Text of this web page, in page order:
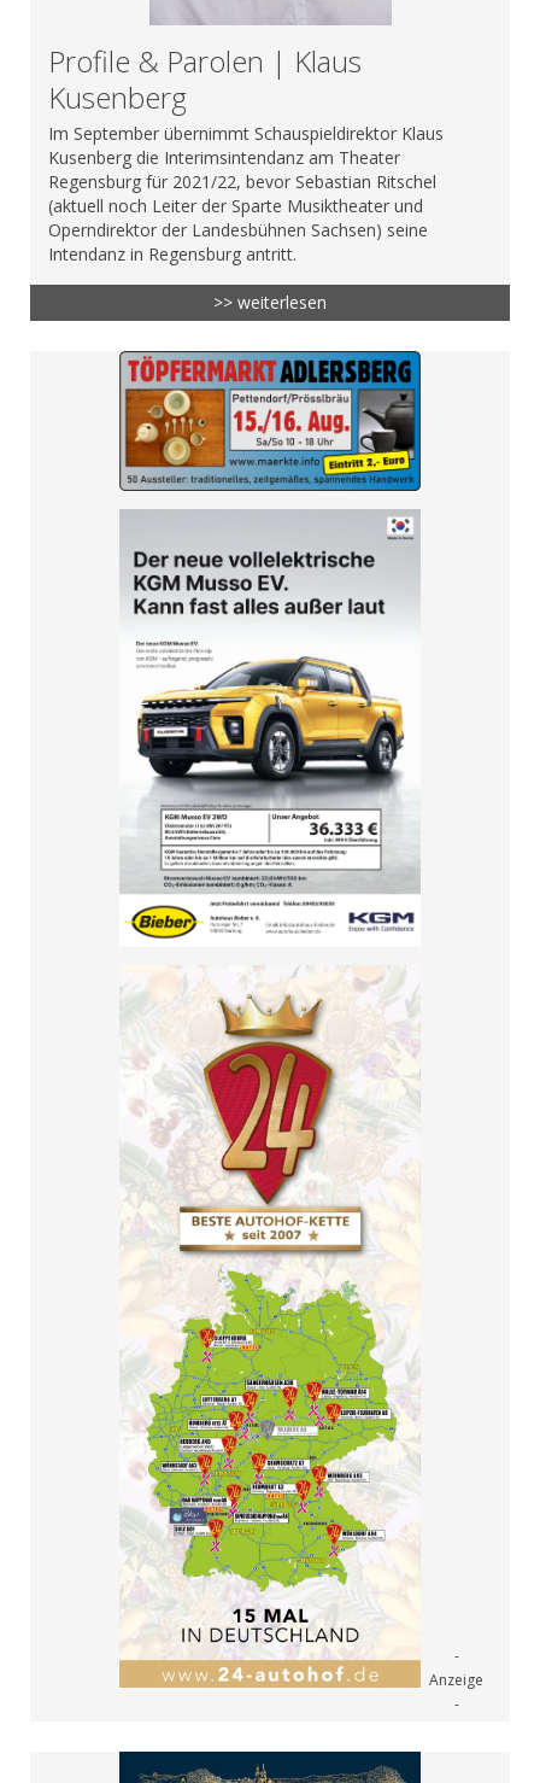
Profile & Parolen | Klaus
Kusenberg
Im September übernimmt Schauspieldirektor Klaus
Kusenberg die Interimsintendanz am Theater
Regensburg für 2021/22, bevor Sebastian Ritschel
(aktuell noch Leiter der Sparte Musiktheater und
Operndirektor der Landesbühnen Sachsen) seine
Intendanz in Regensburg antritt.
>> weiterlesen